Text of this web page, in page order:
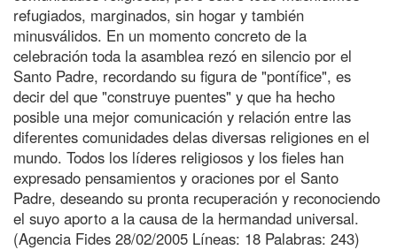
refugiados, marginados, sin hogar y también
minusválidos. En un momento concreto de la
celebración toda la asamblea rezó en silencio por el
Santo Padre, recordando su figura de "pontífice", es
decir del que "construye puentes" y que ha hecho
posible una mejor comunicación y relación entre las
diferentes comunidades delas diversas religiones en el
mundo. Todos los líderes religiosos y los fieles han
expresado pensamientos y oraciones por el Santo
Padre, deseando su pronta recuperación y reconociendo
el suyo aporto a la causa de la hermandad universal.
(Agencia Fides 28/02/2005 Líneas: 18 Palabras: 243)